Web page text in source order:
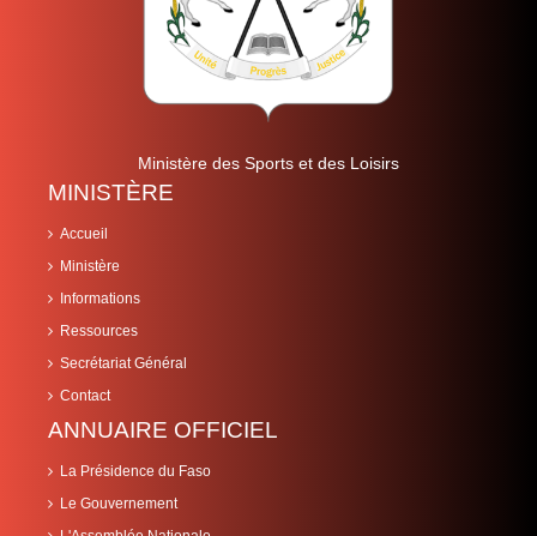
Ministère des Sports et des Loisirs
MINISTÈRE
Accueil
Ministère
Informations
Ressources
Secrétariat Général
Contact
ANNUAIRE OFFICIEL
La Présidence du Faso
Le Gouvernement